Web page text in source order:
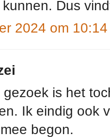
Dus
2024 om 10:14
gezoek is het
Ik eindig ook
begon.